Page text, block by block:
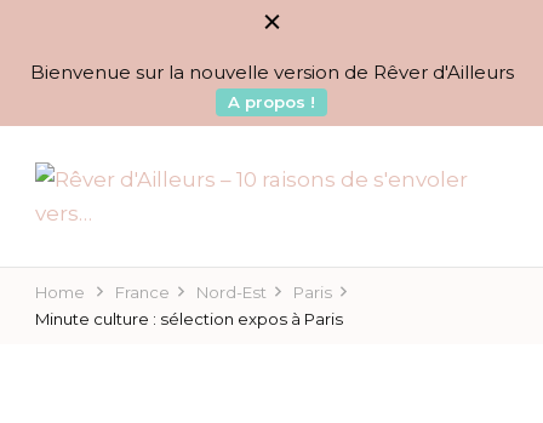
Bienvenue sur la nouvelle version de Rêver d'Ailleurs
A propos !
Rêver d'Ailleurs – 10
BLOG VOYAGES DEPUIS 2010
Home France Nord-Est
Paris
Minute culture : sélection expos à Paris